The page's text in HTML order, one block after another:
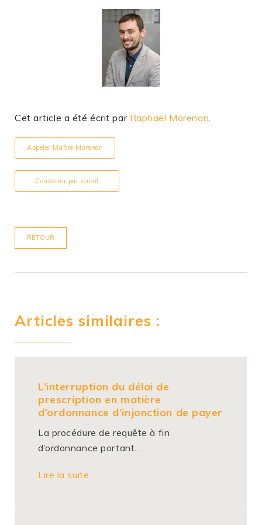
Cet article a été écrit par Raphaël Morenon.
Appeler Maître Morenon
Contacter par email
RETOUR
Articles similaires :
L’interruption du délai de
prescription en matière
d’ordonnance d’injonction de payer
La procédure de requête à fin
d’ordonnance portant…
Lire la suite